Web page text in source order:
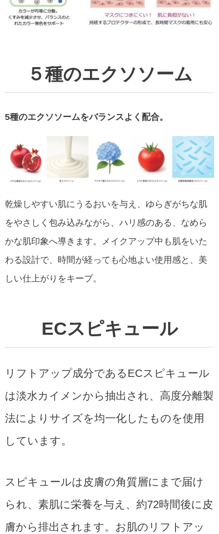
５種のエクソソーム
5種のエクソソームをバランスよく配合。
乾燥しやすい肌にうるおいを与え、ゆらぎがちな肌
をやさしく包み込みながら、ハリ感のある、なめら
かな肌印象へ導きます。メイクアップ中も肌をいた
わる設計で、時間が経っても心地よい使用感と、美
しい仕上がりをキープ。
ECスピキュール
リフトアップ成分であるECスピキュール
は淡水カイメンから抽出され、高度分離製
法によりサイズを均一化したものを使用
しています。
スピキュールは皮膚の角質層にまで届け
られ、素肌に栄養を与え、約72時間後に皮
膚から排出されます。お肌のリフトアッ